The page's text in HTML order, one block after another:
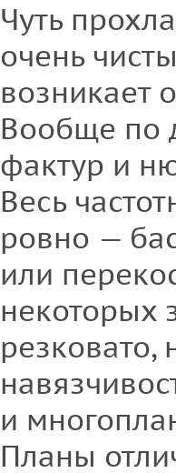
Чуть
очень
возникает
Вообще по
фактур и
Весь
ровно —
или
некоторых
резковато,
и
Планы